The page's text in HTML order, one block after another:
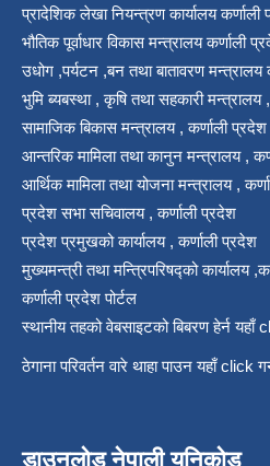
प्रादेशिक लेखा नियन्त्रण कार्यालय कर्णाली
भौतिक पूर्वाधार विकास मन्त्रालय कर्णाली
उधोग ,पर्यटन ,बन तथा बातावरण मन्त्रालय
भुमि ब्यबस्था , कृषि तथा सहकारी मन्त्रालय
सामाजिक बिकास मन्त्रालय , कर्णाली प्रदेश
आन्तरिक मामिला तथा कानुन मन्त्रालय ,
आर्थिक मामिला तथा योजना मन्त्रालय ,
प्रदेश सभा सचिवालय , कर्णाली प्रदेश
प्रदेश प्रमुखको कार्यालय , कर्णाली प्रदेश
मुख्यमन्त्री तथा मन्त्रिपरिषद्को कार्यालय
कर्णाली प्रदेश पोर्टल
स्थानीय तहको वेबसाइटको बिबरण हेर्न यहाँ
ठेगाना परिवर्तन वारे थाहा पाउन यहाँ click
डाउनलोड नेपाली युनिकोड